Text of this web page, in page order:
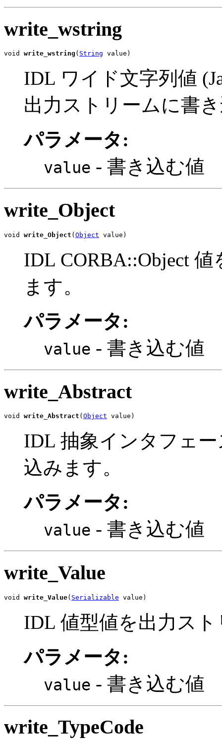
write_wstring
void write_wstring ( String value)
IDL ワイド文字列値
出力ストリームに書
パラメータ:
value - 書き込む値
write_Object
void write_Object ( Object value)
IDL CORBA::Object
ます。
パラメータ:
value - 書き込む値
write_Abstract
void write_Abstract ( Object value)
IDL 抽象インタフェ
込みます。
パラメータ:
value - 書き込む値
write_Value
void write_Value( Serializable value)
IDL 値型値を出力ス
パラメータ:
value - 書き込む値
write_TypeCode